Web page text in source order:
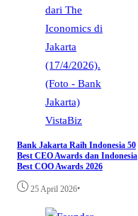
VistaBiz
Bank Jakarta Raih Indonesia 50
Best CEO Awards dan Indonesia
Best COO Awards 2026
25 April 2026•